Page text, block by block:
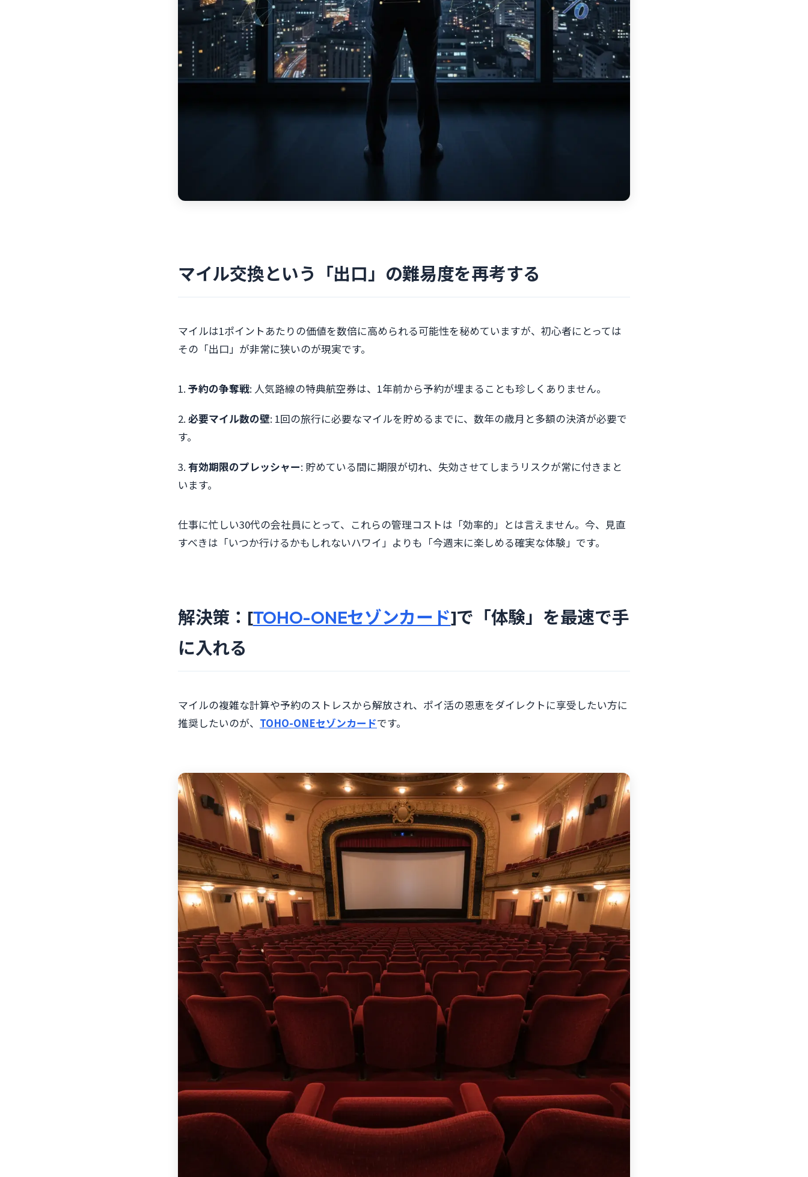
マイル交換という「出口」の難易度を再考する
マイルは1ポイントあたりの価値を数倍に高められる可能性を秘めていますが、初心者にとっては
その「出口」が非常に狭いのが現実です。
1. 予約の争奪戦: 人気路線の特典航空券は、1年前から予約が埋まることも珍しくありません。
2. 必要マイル数の壁: 1回の旅行に必要なマイルを貯めるまでに、数年の歳月と多額の決済が必要で
す。
3. 有効期限のプレッシャー: 貯めている間に期限が切れ、失効させてしまうリスクが常に付きまと
います。
仕事に忙しい30代の会社員にとって、これらの管理コストは「効率的」とは言えません。今、見直
すべきは「いつか行けるかもしれないハワイ」よりも「今週末に楽しめる確実な体験」です。
解決策：[TOHO-ONEセゾンカード]で「体験」を最速で手
に入れる
マイルの複雑な計算や予約のストレスから解放され、ポイ活の恩恵をダイレクトに享受したい方に
推奨したいのが、 TOHO-ONEセゾンカードです。